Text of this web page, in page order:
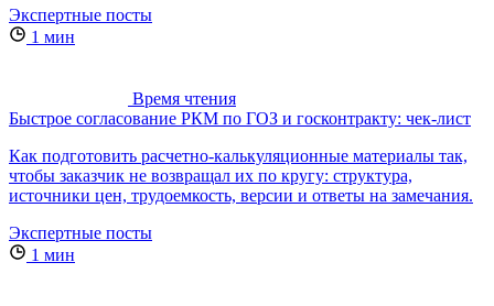
Экспертные посты
1 мин
Время чтения
Быстрое согласование РКМ по ГОЗ и госконтракту: чек-лист
Как подготовить расчетно-калькуляционные материалы так,
чтобы заказчик не возвращал их по кругу: структура,
источники цен, трудоемкость, версии и ответы на замечания.
Экспертные посты
1 мин